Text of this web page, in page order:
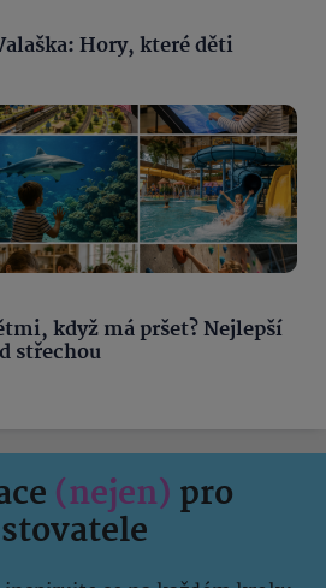
Hory, které děti
když má pršet? Nejlepší
střechou
(nejen) pro